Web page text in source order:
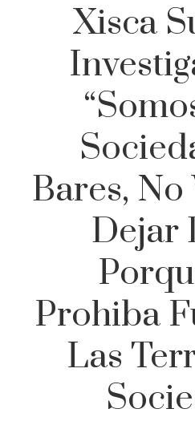
Xisca
Bares, No
Dejar
Prohiba
Las